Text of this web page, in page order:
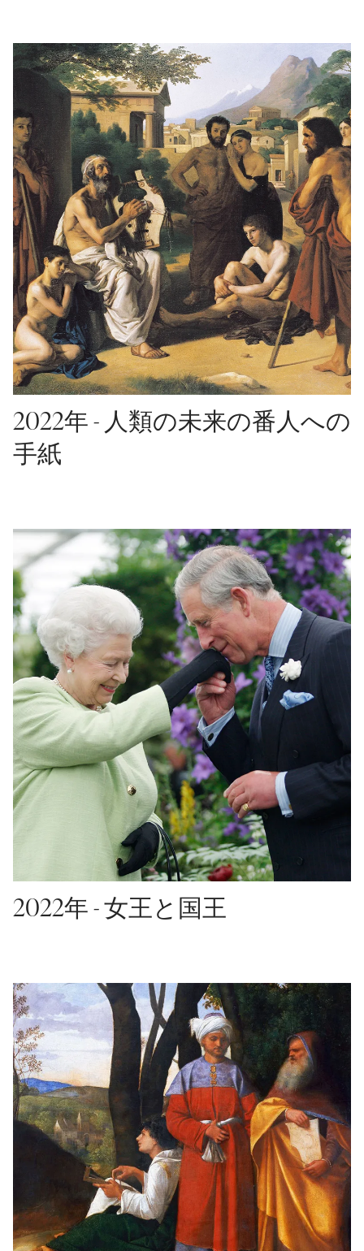
2022年 - 人類の未来の番人への
手紙
2022年 - 女王と国王